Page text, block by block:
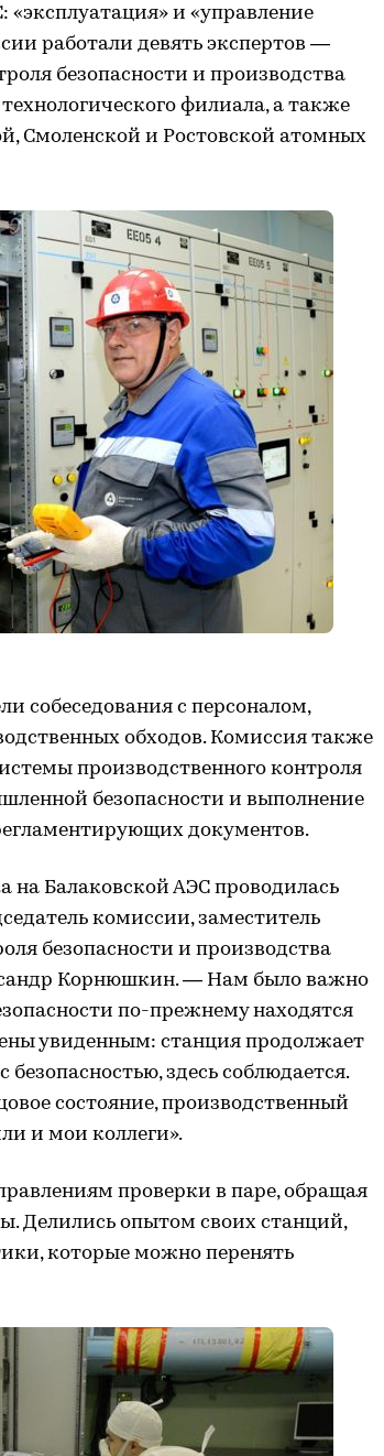
и «управление
работали девять экспертов —
безопасности и производства
филиала, а также
Смоленской и Ростовской атомных
собеседования с персоналом,
обходов. Комиссия также
производственного контроля
безопасности и выполнение
документов.
на Балаковской АЭС проводилась
комиссии, заместитель
безопасности и производства
Корнюшкин. — Нам было важно
по-прежнему находятся
увиденным: станция продолжает
здесь соблюдается.
состояние, производственный
и мои коллеги».
проверки в паре, обращая
Делились опытом своих станций,
которые можно перенять